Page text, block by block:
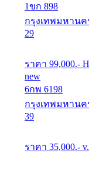
1ขก 898
กรุงเทพมหานค
29
ราคา 99,000.-
new
6กพ 6198
กรุงเทพมหานค
39
ราคา 35,000.- v.